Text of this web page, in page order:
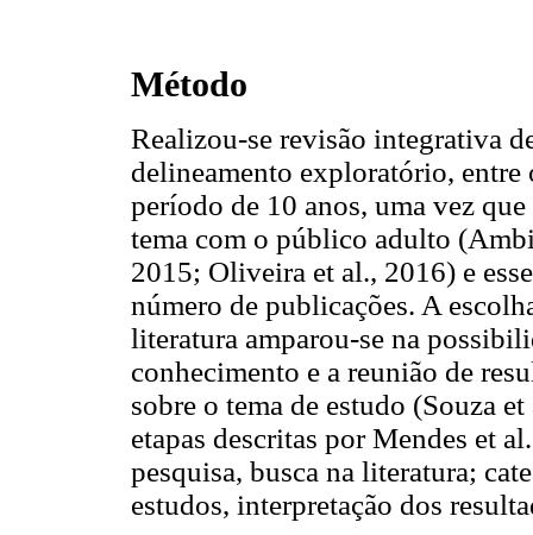
Método
Realizou-se revisão integrativa
delineamento exploratório, entre
período de 10 anos, uma vez
tema com o público adulto
2015; Oliveira et al., 2016) e
número de publicações. A
literatura amparou-se na
conhecimento e a reunião de
sobre o tema de estudo (Souza
etapas descritas por Mendes et
pesquisa, busca na literatura;
estudos, interpretação dos